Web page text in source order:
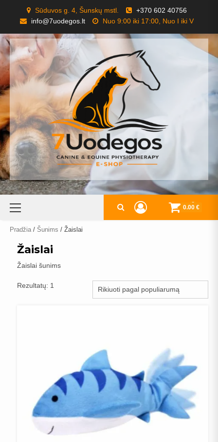
content
Sūduvos g. 4, Šunskų mstl.
+370 602 40756
info@7uodegos.lt
Nuo 9:00 iki 17:00, Nuo I iki V
Primary
0
0.00 €
Pradžia / Šunims / Žaislai
Žaislai
Žaislai šunims
Rezultatų: 1